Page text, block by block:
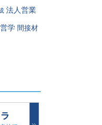
法人営業
学 間接材